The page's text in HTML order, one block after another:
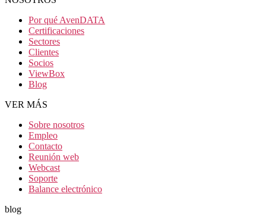
Por qué AvenDATA
Certificaciones
Sectores
Clientes
Socios
ViewBox
Blog
VER MÁS
Sobre nosotros
Empleo
Contacto
Reunión web
Webcast
Soporte
Balance electrónico
blog